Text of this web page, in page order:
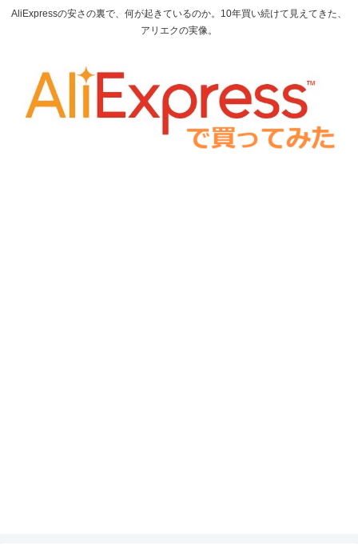
AliExpressの安さの裏で、何が起きているのか。10年買い続けて見えてきた、
アリエクの実像。